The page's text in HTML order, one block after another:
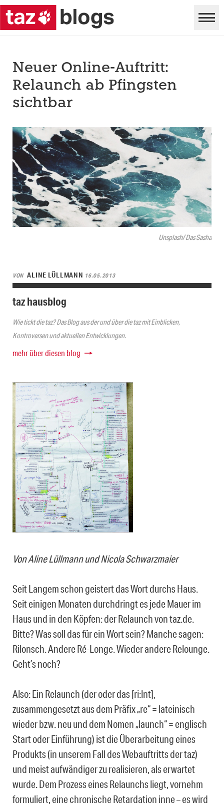
Unsplash/ Das Sasha
Neuer Online-Auftritt:
Relaunch ab Pfingsten
sichtbar
VON ALINE LÜLLMANN 16.05.2013
taz hausblog
Wie tickt die taz? Das Blog aus der und über die taz mit Einblicken,
Kontroversen und aktuellen Entwicklungen.
mehr über diesen blog
Von Aline Lüllmann und Nicola Schwarzmaier
Seit Langem schon geistert das Wort durchs Haus.
Seit einigen Monaten durchdringt es jede Mauer im
Haus und in den Köpfen: der Relaunch von taz.de.
Bitte? Was soll das für ein Wort sein? Manche sagen:
Rilonsch. Andere Ré-Longe. Wieder andere Relounge.
Geht’s noch?
Also: Ein Relaunch (der oder das [ri:lnt],
zusammengesetzt aus dem Präfix „re“ = lateinisch
wieder bzw. neu und dem Nomen „launch“ = englisch
Start oder Einführung) ist die Überarbeitung eines
Produkts (in unserem Fall des Webauftritts der taz)
und meist aufwändiger zu realisieren, als erwartet
wurde. Dem Prozess eines Relaunchs liegt, vornehm
formuliert, eine chronische Retardation inne – es wird